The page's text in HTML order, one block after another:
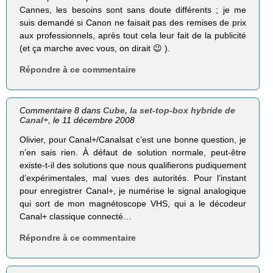
Cannes, les besoins sont sans doute différents ; je me
suis demandé si Canon ne faisait pas des remises de prix
aux professionnels, après tout cela leur fait de la publicité
(et ça marche avec vous, on dirait 😉 ).
Répondre à ce commentaire
Commentaire 8 dansCube, la set-top-box hybride de
Canal+ , le 11 décembre 2008
Olivier, pour Canal+/Canalsat c’est une bonne question, je
n’en sais rien. À défaut de solution normale, peut-être
existe-t-il des solutions que nous qualifierons pudiquement
d’expérimentales, mal vues des autorités. Pour l’instant
pour enregistrer Canal+, je numérise le signal analogique
qui sort de mon magnétoscope VHS, qui a le décodeur
Canal+ classique connecté…
Répondre à ce commentaire